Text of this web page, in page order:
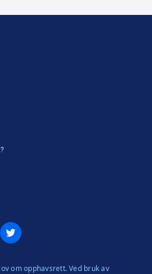
Twitter
om opphavsrett. Ved bruk av